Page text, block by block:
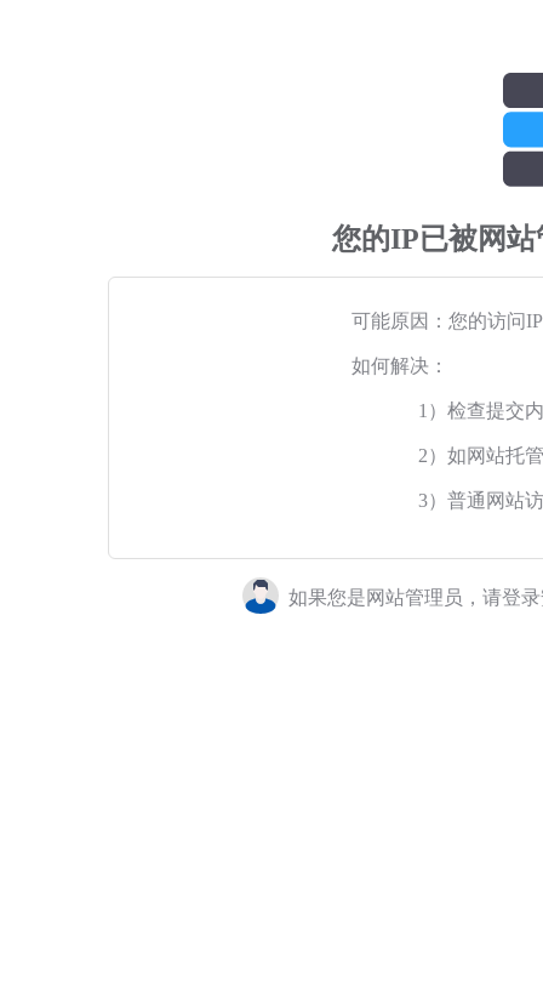
您的IP已被网
可能原因：您的访问
如何解决：
1）检查提交
2）如网站托
3）普通网站
如果您是网站管理员，请登